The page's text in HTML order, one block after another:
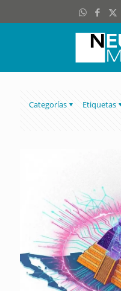
Categorías Etiquetas